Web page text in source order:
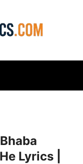
Bhaba
Lyrics |